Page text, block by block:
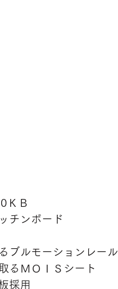
ＫＢ
チンボード
ブルモーションレール
るＭＯＩＳシート
採用